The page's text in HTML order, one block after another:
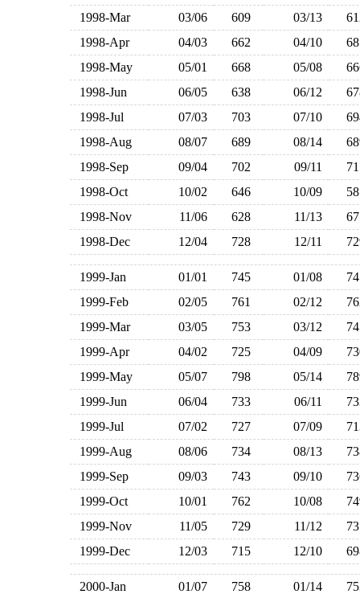
1998-Mar
03/06 609 03/13
1998-Apr
04/03 662 04/10
1998-May
05/01 668 05/08
1998-Jun
06/05 638 06/12
1998-Jul
07/03 703 07/10
1998-Aug
08/07 689 08/14
1998-Sep
09/04 702 09/11
1998-Oct
10/02 646 10/09
1998-Nov
11/06 628 11/13
1998-Dec
12/04 728 12/11
1999-Jan 01/01 745 01/08
1999-Feb
02/05 761 02/12
1999-Mar
03/05 753 03/12
1999-Apr
04/02 725 04/09
1999-May
05/07 798 05/14
1999-Jun
06/04 733 06/11
1999-Jul
07/02 727 07/09
1999-Aug
08/06 734 08/13
1999-Sep
09/03 743 09/10
1999-Oct
10/01 762 10/08
1999-Nov
11/05 729 11/12
1999-Dec
12/03 715 12/10
2000-Jan 01/07 758 01/14